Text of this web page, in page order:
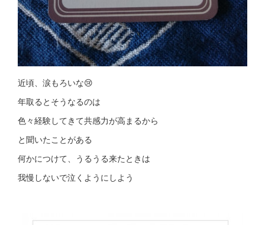
近頃、涙もろいな😢
年取るとそうなるのは
色々経験してきて共感力が高まるから
と聞いたことがある
何かにつけて、うるうる来たときは
我慢しないで泣くようにしよう